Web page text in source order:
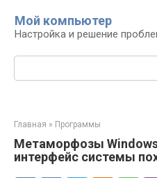
контенту
Мой компьютер
Настройка и решение
Поиск:
Главная » Программы
Метаморфозы
интерфейс системы